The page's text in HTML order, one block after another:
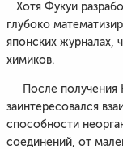
Хотя Фукуи
глубоко
японских журналах,
химиков.
После получения
заинтересовался
способности
соединений, от